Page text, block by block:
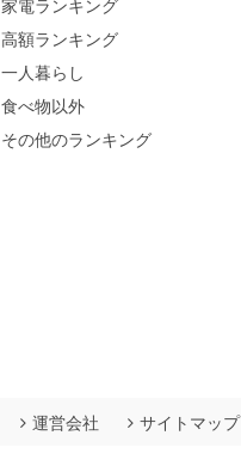
家電ランキング
高額ランキング
一人暮らし
食べ物以外
その他のランキング
運営会社 サイトマップ